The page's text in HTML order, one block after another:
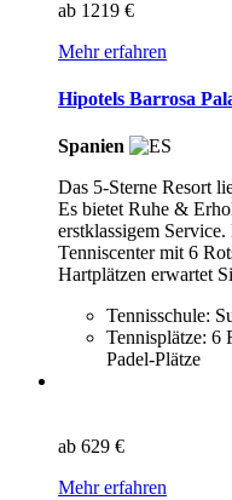
ab 1219 €
Mehr erfahren
Hipotels Barrosa
Spanien
Das 5-Sterne Resort
Es bietet Ruhe &
erstklassigem
Tenniscenter mit 6
Hartplätzen erwartet
Tennisschule:
Tennisplätze: 6
Padel-Plätze
ab 629 €
Mehr erfahren